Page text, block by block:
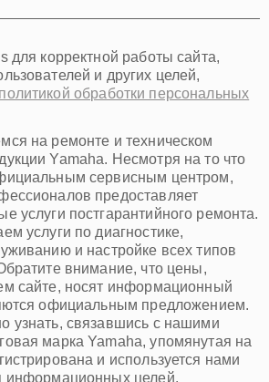
для корректной работы сайта,
и других целей,
политикой обработки персональных
на ремонте и техническом
Yamaha. Несмотря на то что
сервисным центром,
предоставляет
услуги постгарантийного ремонта.
услуги по диагностике,
и настройке всех типов
внимание, что цены,
сайте, носят информационный
официальным предложением.
узнать, связавшись с нашими
марка Yamaha, упомянутая на
и используется нами
информационных целей.